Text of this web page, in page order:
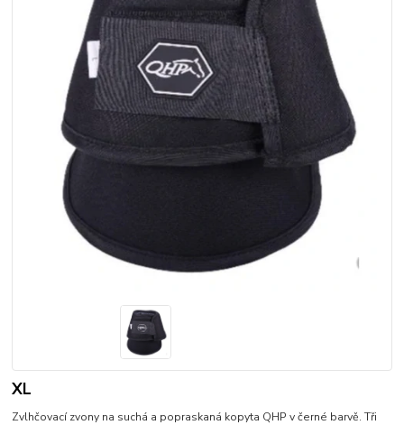
XL
Zvlhčovací zvony na suchá a popraskaná kopyta QHP v černé barvě. Tři